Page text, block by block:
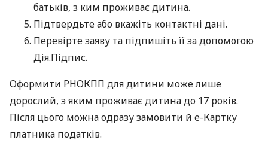
батьків, з ким проживає дитина.
Підтвердьте або вкажіть контактні дані.
Перевірте заяву та підпишіть її за допомогою
Дія.Підпис.
Оформити РНОКПП для дитини може лише
дорослий, з яким проживає дитина до 17 років.
Після цього можна одразу замовити й е-Картку
платника податків.